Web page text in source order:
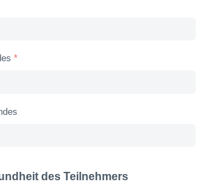
des Teilnehmers